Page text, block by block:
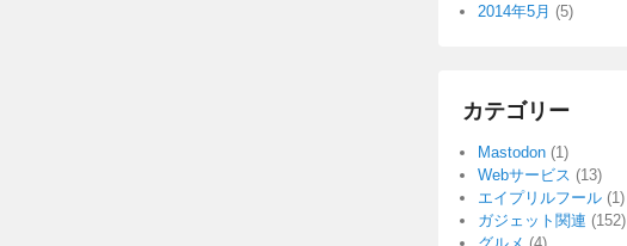
2014年5月 (5)
カテゴリー
Mastodon (1)
Webサービス (13)
エイプリルフール (1)
ガジェット関連 (152)